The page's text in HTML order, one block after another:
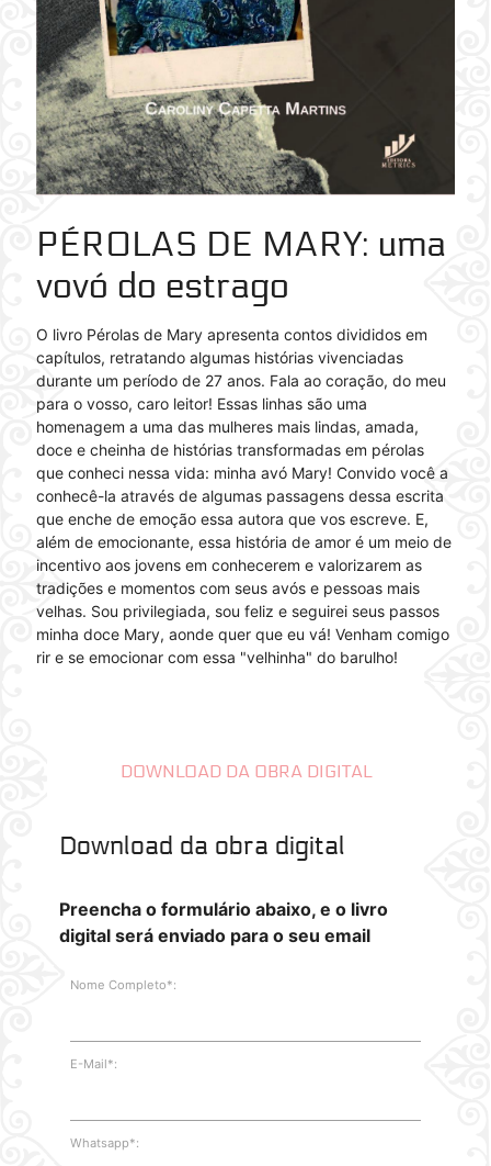
PÉROLAS DE MARY: uma
vovó do estrago
O livro Pérolas de Mary apresenta contos divididos em
capítulos, retratando algumas histórias vivenciadas
durante um período de 27 anos. Fala ao coração, do meu
para o vosso, caro leitor! Essas linhas são uma
homenagem a uma das mulheres mais lindas, amada,
doce e cheinha de histórias transformadas em pérolas
que conheci nessa vida: minha avó Mary! Convido você a
conhecê-la através de algumas passagens dessa escrita
que enche de emoção essa autora que vos escreve. E,
além de emocionante, essa história de amor é um meio de
incentivo aos jovens em conhecerem e valorizarem as
tradições e momentos com seus avós e pessoas mais
velhas. Sou privilegiada, sou feliz e seguirei seus passos
minha doce Mary, aonde quer que eu vá! Venham comigo
rir e se emocionar com essa "velhinha" do barulho!
DOWNLOAD DA OBRA DIGITAL
Download da obra digital
Preencha o formulário abaixo, e o livro
digital será enviado para o seu email
Nome Completo*:
E-Mail*:
Whatsapp*: